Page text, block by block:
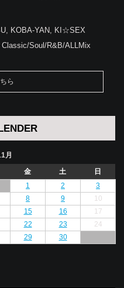
KOBA-YAN, KI☆SEX
Soul/R&B/ALLMix
ら
月
金 土
日
1
2
3
8 9
10
15 16
17
22 23
24
29 30